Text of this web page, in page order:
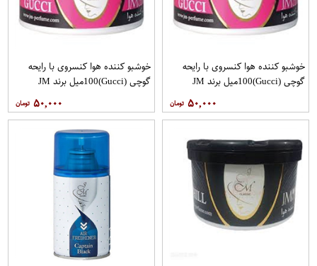
خوشبو کننده هوا کنسروی با رایحه
گوچی (Gucci)100میل برند JM
۵۰,۰۰۰
خوشبو کننده هوا کنسروی با رایحه
گوچی (Gucci)100میل برند JM
۵۰,۰۰۰